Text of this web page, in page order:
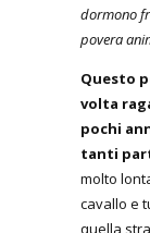
dormono
povera
Questo
volta
pochi
tanti
molto
cavallo e
quella